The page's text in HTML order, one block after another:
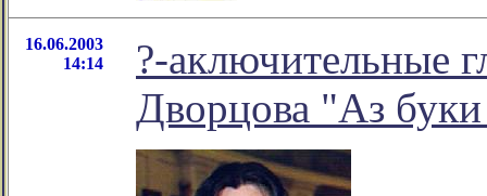
16.06.2003
14:14
?-аключительные
Дворцова "Аз